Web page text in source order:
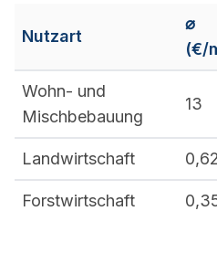
Nutzart
⌀
(€/
Wohn- und
Mischbebauung
13
Landwirtschaft 0,62
Forstwirtschaft